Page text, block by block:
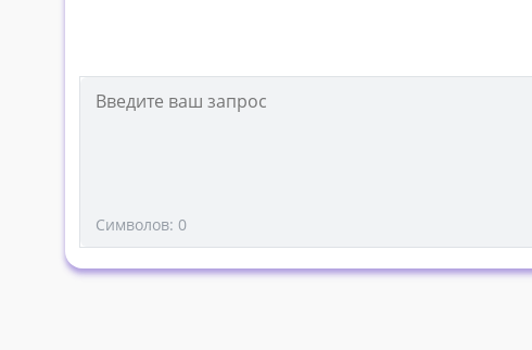
Символов: 0